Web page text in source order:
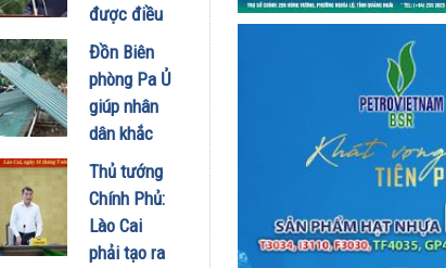
xăng dầu
29/07/2026
được điều
động, bổ
nhiệm giữ
chức Thứ
trưởng
trực Bộ
Dân tộc và
Tôn giáo
20/07/2026
Đồn Biên
phòng Pa Ủ
giúp nhân
dân khắc
phục hậu
quả sau
mưa lũ
17/07/2026
Thủ tướng
Chính Phủ:
Lào Cai
phải tạo ra